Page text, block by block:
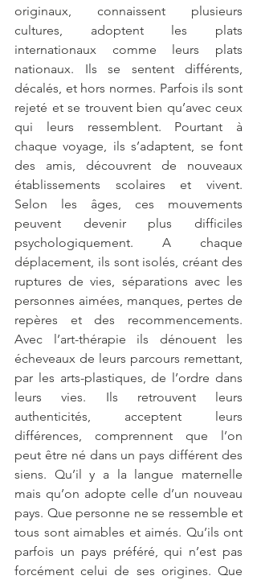
originaux, connaissent plusieurs
cultures, adoptent les plats
internationaux comme leurs plats
nationaux. Ils se sentent différents,
décalés, et hors normes. Parfois ils sont
rejeté et se trouvent bien qu’avec ceux
qui leurs ressemblent. Pourtant à
chaque voyage, ils s’adaptent, se font
des amis, découvrent de nouveaux
établissements scolaires et vivent.
Selon les âges, ces mouvements
peuvent devenir plus difficiles
psychologiquement. A chaque
déplacement, ils sont isolés, créant des
ruptures de vies, séparations avec les
personnes aimées, manques, pertes de
repères et des recommencements.
Avec l’art-thérapie ils dénouent les
écheveaux de leurs parcours remettant,
par les arts-plastiques, de l’ordre dans
leurs vies. Ils retrouvent leurs
authenticités, acceptent leurs
différences, comprennent que l’on
peut être né dans un pays différent des
siens. Qu’il y a la langue maternelle
mais qu’on adopte celle d’un nouveau
pays. Que personne ne se ressemble et
tous sont aimables et aimés. Qu’ils ont
parfois un pays préféré, qui n’est pas
forcément celui de ses origines. Que